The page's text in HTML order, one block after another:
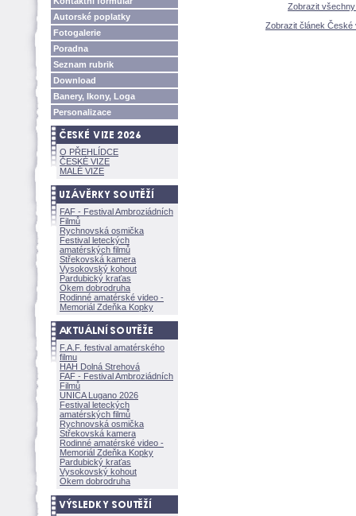
Autorské poplatky
Fotogalerie
Poradna
Seznam rubrik
Download
Banery, Ikony, Loga
Personalizace
O PŘEHLÍDCE
ČESKÉ VIZE
MALÉ VIZE
FAF - Festival Ambroziádních
Filmů
Rychnovská osmička
Festival leteckých
amatérských filmů
Střekovská kamera
Vysokovský kohout
Pardubický kraťas
Okem dobrodruha
Rodinné amatérské video -
Memoriál Zdeňka Kopky
F.A.F. festival amatérského
filmu
HAH Dolná Strehov
FAF - Festival Ambroziádních
Filmů
UNICA Lugano 2026
Festival leteckých
amatérských filmů
Rychnovská osmička
Střekovská kamera
Rodinné amatérské video -
Memoriál Zdeňka Kopky
Pardubický kraťas
Vysokovský kohout
Okem dobrodruha
Zobrazit
Zobrazit článek České